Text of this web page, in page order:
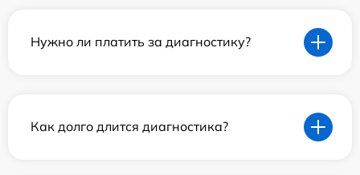
Нужно ли платить за диагностику?
Как долго длится диагностика?